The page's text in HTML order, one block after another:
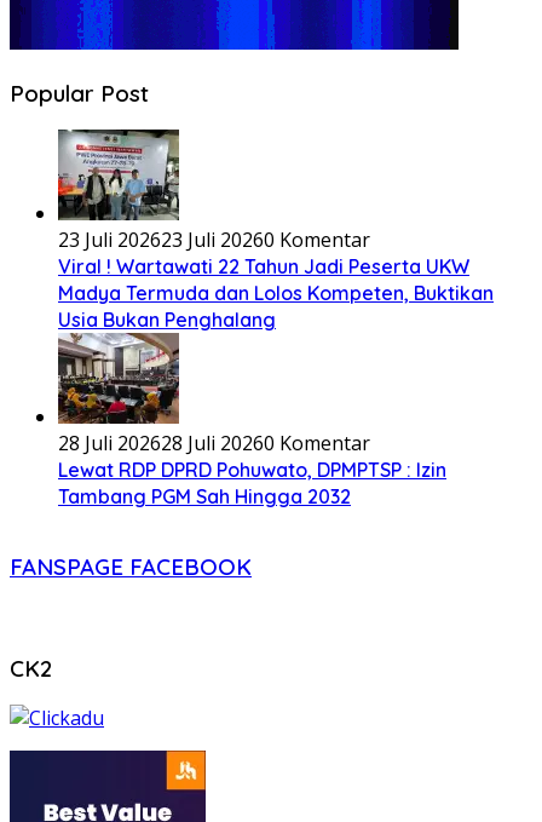
Popular Post
23 Juli 202623 Juli 20260 Komentar
Viral ! Wartawati 22 Tahun Jadi Peserta UKW
Madya Termuda dan Lolos Kompeten, Buktikan
Usia Bukan Penghalang
28 Juli 202628 Juli 20260 Komentar
Lewat RDP DPRD Pohuwato, DPMPTSP : Izin
Tambang PGM Sah Hingga 2032
FANSPAGE FACEBOOK
CK2